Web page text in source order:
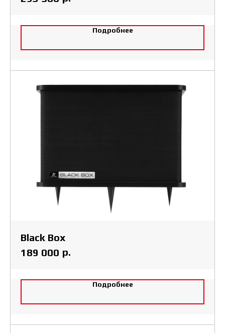
Подробнее
Black Box
189 000 р.
Подробнее